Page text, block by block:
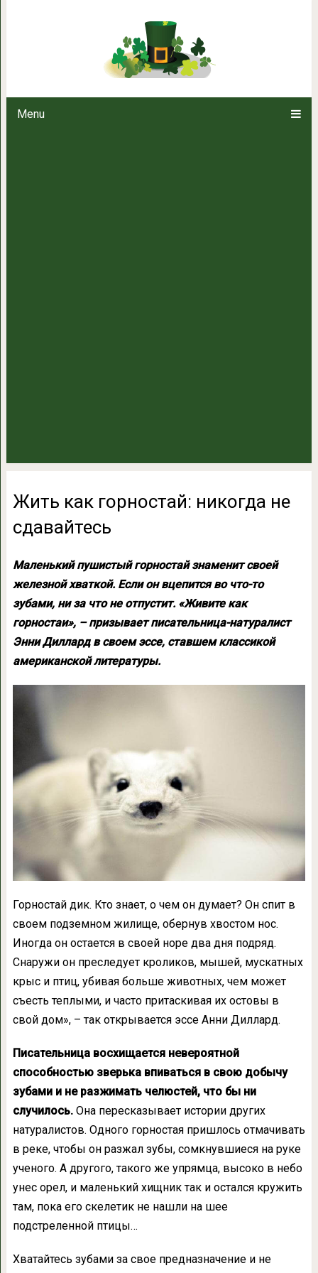
Menu
Жить как горностай:
Жить как горностай: никогда не
сдавайтесь
Маленький пушистый горностай знаменит своей
железной хваткой. Если он вцепится во что-то
зубами, ни за что не отпустит. «Живите как
горностаи», – призывает писательница-натуралист
Энни Диллард в своем эссе, ставшем классикой
американской литературы.
Горностай дик. Кто знает, о чем он думает? Он спит в
своем подземном жилище, обернув хвостом нос.
Иногда он остается в своей норе два дня подряд.
Снаружи он преследует кроликов, мышей, мускатных
крыс и птиц, убивая больше животных, чем может
съесть теплыми, и часто притаскивая их остовы в
свой дом», – так открывается эссе Анни Диллард.
Писательница восхищается невероятной
способностью зверька впиваться в свою добычу
зубами и не разжимать челюстей, что бы ни
случилось.Она пересказывает истории других
натуралистов. Одного горностая пришлось отмачивать
в реке, чтобы он разжал зубы, сомкнувшиеся на руке
ученого. А другого, такого же упрямца, высоко в небо
унес орел, и маленький хищник так и остался кружить
там, пока его скелетик не нашли на шее
подстреленной птицы…
Хватайтесь зубами за свое предназначение и не